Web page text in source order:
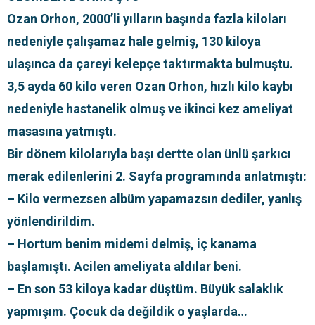
Ozan Orhon, 2000’li yılların başında fazla kiloları
nedeniyle çalışamaz hale gelmiş, 130 kiloya
ulaşınca da çareyi kelepçe taktırmakta bulmuştu.
3,5 ayda 60 kilo veren Ozan Orhon, hızlı kilo kaybı
nedeniyle hastanelik olmuş ve ikinci kez ameliyat
masasına yatmıştı.
Bir dönem kilolarıyla başı dertte olan ünlü şarkıcı
merak edilenlerini 2. Sayfa programında anlatmıştı:
– Kilo vermezsen albüm yapamazsın dediler, yanlış
yönlendirildim.
– Hortum benim midemi delmiş, iç kanama
başlamıştı. Acilen ameliyata aldılar beni.
– En son 53 kiloya kadar düştüm. Büyük salaklık
yapmışım. Çocuk da değildik o yaşlarda…